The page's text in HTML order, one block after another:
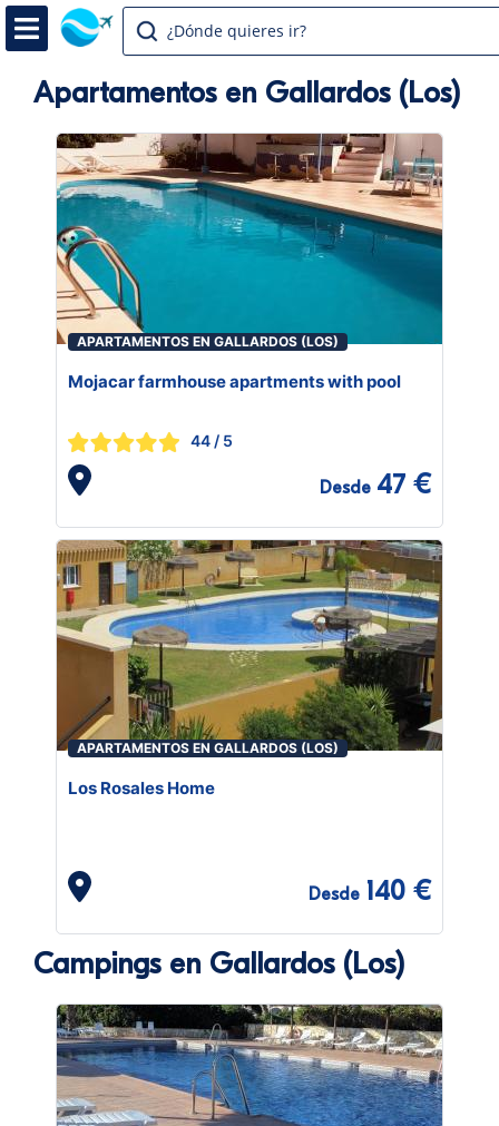
¿Dónde quieres ir?
Apartamentos en Gallardos (Los)
APARTAMENTOS EN GALLARDOS (LOS)
Mojacar farmhouse apartments with pool
44 / 5
Desde 47 €
APARTAMENTOS EN GALLARDOS (LOS)
Los Rosales Home
Desde 140 €
Campings en Gallardos (Los)